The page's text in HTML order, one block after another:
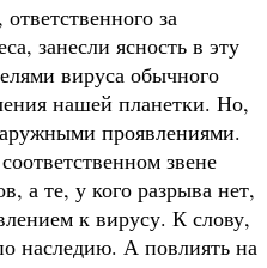
за
занесли ясность в эту
вируса обычного
нашей планетки. Но,
проявлениями.
звене
а те, у кого разрыва нет,
к вирусу. К слову,
наследию. А повлиять на